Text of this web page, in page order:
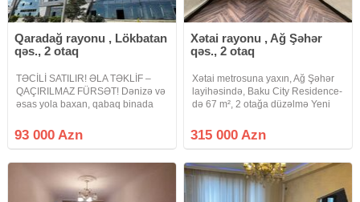
Qaradağ rayonu , Lökbatan
qəs., 2 otaq
TƏCİLİ SATILIR! ƏLA TƏKLİF –
QAÇIRILMAZ FÜRSƏT! Dənizə və
əsas yola baxan, qabaq binada
Bölməsinin yanında yerləşən
Premium yaşayış kompleksi –
93 000 Azn
Xətai rayonu , Ağ Şəhər
qəs., 2 otaq
Xətai metrosuna yaxın, Ağ Şəhər
layihəsində, Baku City Residence-
də 67 m², 2 otağa düzəlmə Yeni
ilə təchiz olunub Təmirdən sonra
yaşayış olmayıb Ağıllı bina sistemi
315 000 Azn